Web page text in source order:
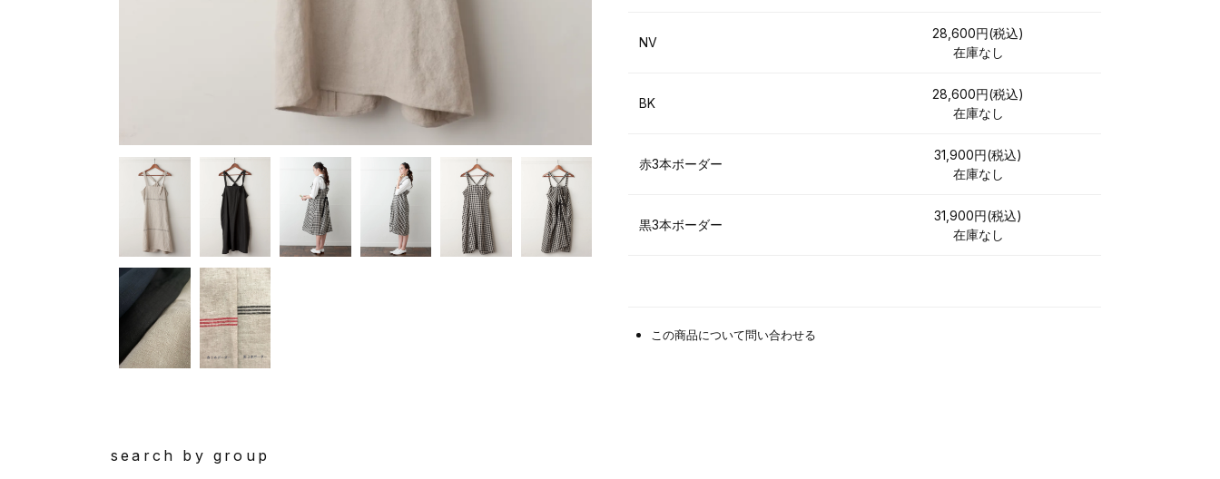
NV
28,600円(税込)
在庫なし
BK
28,600円(税込)
在庫なし
赤3本ボーダー
31,900円(税込)
在庫なし
黒3本ボーダー
31,900円(税込)
在庫なし
この商品について問い合わせる
search by group